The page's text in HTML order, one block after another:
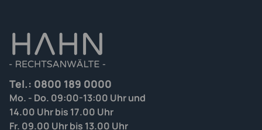
Tel.: 0800 189 0000
Mo. - Do. 09:00-13:00 Uhr und
14.00 Uhr bis 17.00 Uhr
Fr. 09.00 Uhr bis 13.00 Uhr